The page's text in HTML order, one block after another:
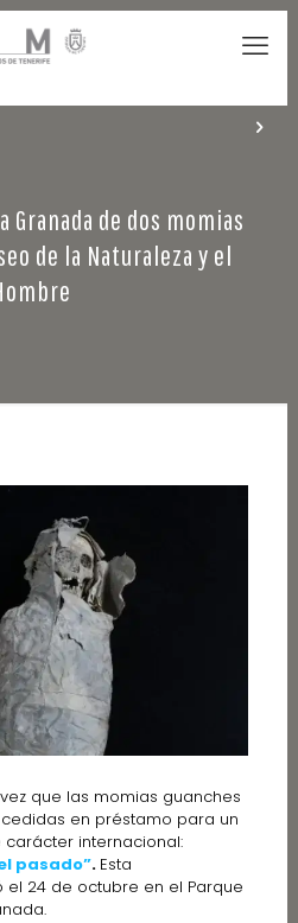
Granada de dos momias
de la Naturaleza y el
que las momias guanches
en préstamo para un
internacional:
pasado”. Esta
el 24 de octubre en el Parque